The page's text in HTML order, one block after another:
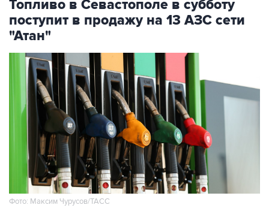
Топливо в Севастополе в субботу
поступит в продажу на 13 АЗС сети
"Атан"
Фото: Максим Чурусов/ТАСС